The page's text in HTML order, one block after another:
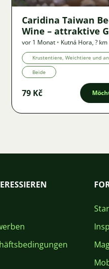
Caridina Taiwan
Wine – attraktive
vor 1 Monat • Kutná Hora,? km
Krustentiere, Weichtiere und
Beide
79 Kč